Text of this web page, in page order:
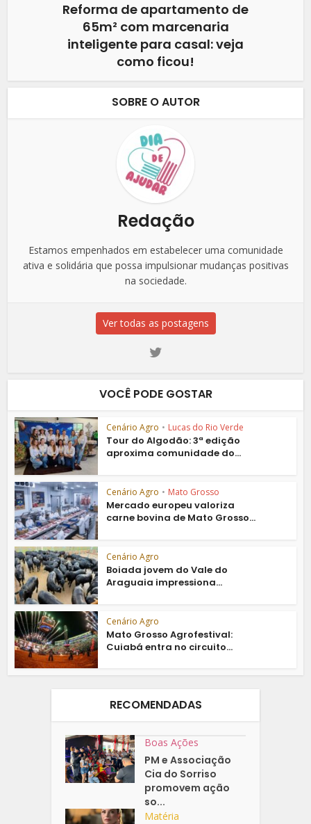
Reforma de apartamento de
65m² com marcenaria
inteligente para casal: veja
como ficou!
SOBRE O AUTOR
Redação
Estamos empenhados em estabelecer uma comunidade
ativa e solidária que possa impulsionar mudanças positivas
na sociedade.
Ver todas as postagens
VOCÊ PODE GOSTAR
Cenário Agro • Lucas do Rio Verde
Tour do Algodão: 3ª edição
aproxima comunidade do...
Cenário Agro • Mato Grosso
Mercado europeu valoriza
carne bovina de Mato Grosso...
Cenário Agro
Boiada jovem do Vale do
Araguaia impressiona...
Cenário Agro
Mato Grosso Agrofestival:
Cuiabá entra no circuito...
RECOMENDADAS
Boas Ações
PM e Associação
Cia do Sorriso
promovem ação
so...
Matéria